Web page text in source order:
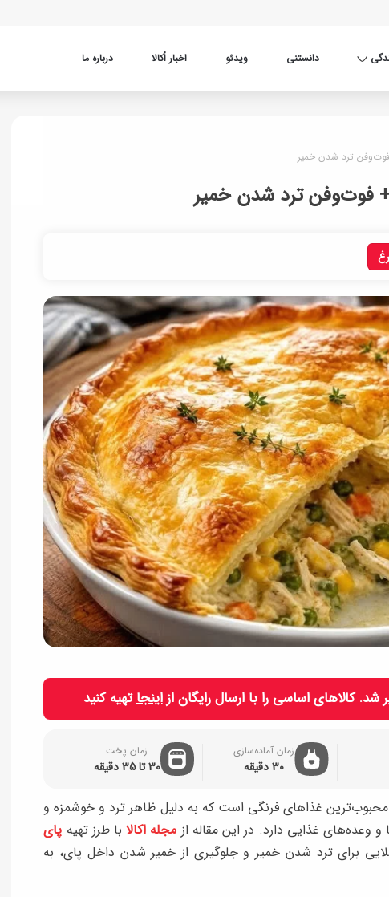
دانستنی ویدئو اخبار اُکالا درباره ما
فوت‌وفن ترد شدن خمیر
فوت‌وفن ترد شدن خمیر
شد. کالاهای اساسی را با ارسال رایگان ازاینجاتهیه کنید
زمان آماده‌سازی
30 دقیقه
زمان پخت
30 تا 35 دقیقه
محبوب‌ترین غذاهای فرنگی است که به دلیل ظاهر ترد و خوشمزه و
وعده‌های غذایی دارد. در این مقاله از مجله اکالابا طرز تهیه پای
برای ترد شدن خمیر و جلوگیری از خمیر شدن داخل پای، به